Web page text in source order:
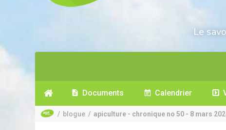
Le
Documents Calendrier
/ blogue / apiculture - chronique no 50 - 8 mars